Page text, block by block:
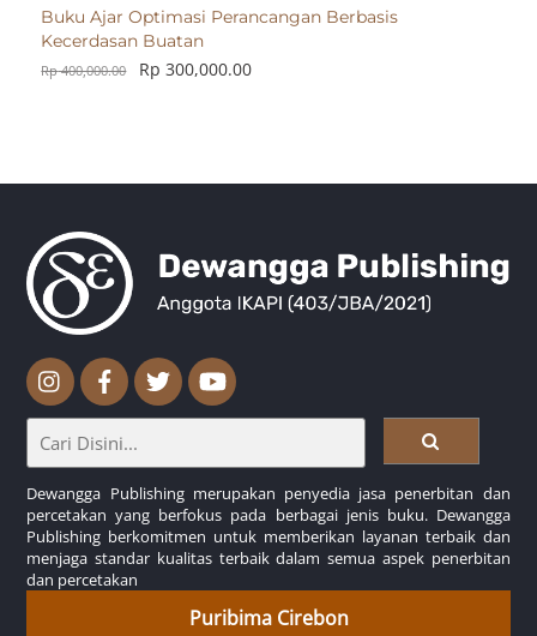
Buku Ajar Optimasi Perancangan Berbasis
Kecerdasan Buatan
Rp400,000.00 Rp 300,000.00
Dewangga Publishing merupakan penyedia jasa penerbitan dan
percetakan yang berfokus pada berbagai jenis buku. Dewangga
Publishing berkomitmen untuk memberikan layanan terbaik dan
menjaga standar kualitas terbaik dalam semua aspek penerbitan
dan percetakan
Puribima Cirebon